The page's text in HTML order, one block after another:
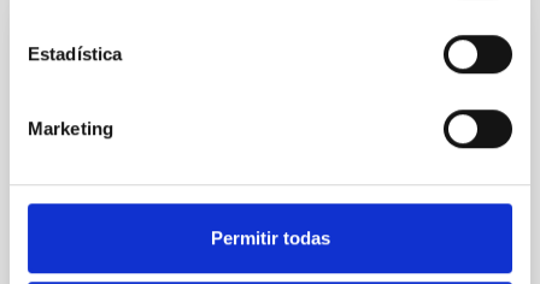
Estadística
Marketing
Permitir todas
INDEFINITE CONTRACT
Mecánica- GTCAO.PS-2026-057
Tecnología y la Innovación), fuera de convenio, por el
sistema general de acceso libre y que tendrá, entre